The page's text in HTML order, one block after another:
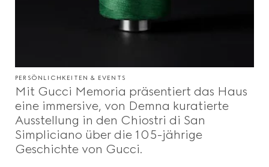
Inspirationen Und Codes
Gucci Equilibrium
PERSÖNLICHKEITEN & EVENTS
Mit Gucci Memoria präsentiert das Haus
eine immersive, von Demna kuratierte
Ausstellung in den Chiostri di San
Simpliciano über die 105-jährige
Geschichte von Gucci.